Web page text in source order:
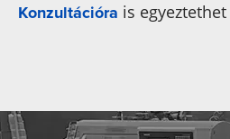
Konzultációra is